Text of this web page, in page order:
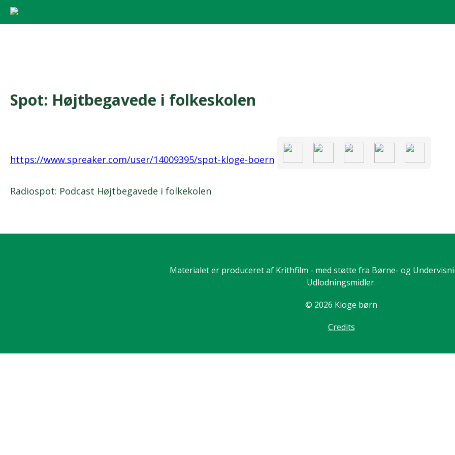
Spot: Højtbegavede i folkeskolen
https://www.spreaker.com/user/14009395/spot-kloge-boern
Radiospot: Podcast Højtbegavede i folkekolen
Materialet er produceret af Krithfilm - med støtte fra Børne- og
Udlodningsmidler.
© 2026 Kloge børn
Credits